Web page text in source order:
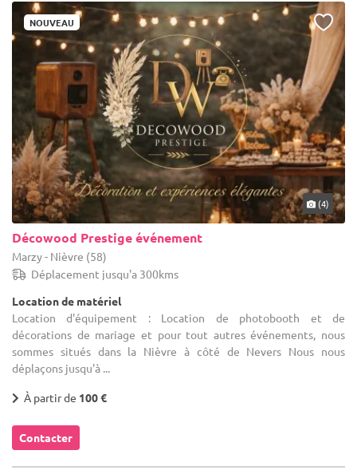
NOUVEAU
(4)
Décowood Prestige événement
Marzy - Nièvre (58)
Déplacement jusqu'a 300kms
Location de matériel
Location d'équipement : Location de photobooth et de
décorations de mariage et pour tout autres événements, nous
sommes situés dans la Nièvre à côté de Nevers Nous nous
déplaçons jusqu'à ...
À partir de 100 €
Contacter